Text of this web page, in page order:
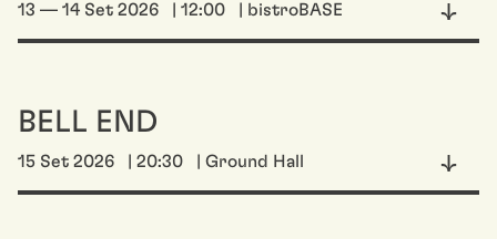
13 — 14 Set 2026 | 12:00 | bistroBASE
BELL END
15 Set 2026 | 20:30 | Ground Hall